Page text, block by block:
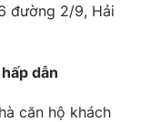
đường 2/9, Hải
dẫn
căn hộ khách